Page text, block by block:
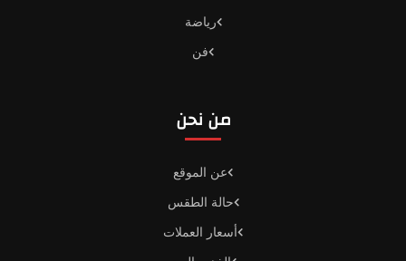
رياضة
فن
من نحن
عن الموقع
حالة الطقس
أسعار العملات